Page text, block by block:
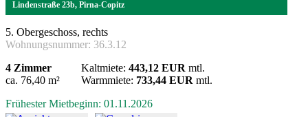
Lindenstraße 23b, Pirna-Copitz
5. Obergeschoss, rechts
Wohnungsnummer: 36.3.12
4 Zimmer
ca. 76,40 m²
Kaltmiete: 443,12 EUR mtl.
Warmmiete: 733,44 EUR mtl.
Frühester Mietbeginn: 01.11.2026